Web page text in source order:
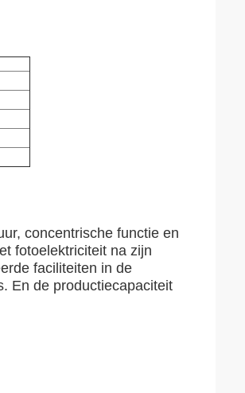
concentrische functie en
fotoelektriciteit na zijn
faciliteiten in de
En de productiecapaciteit